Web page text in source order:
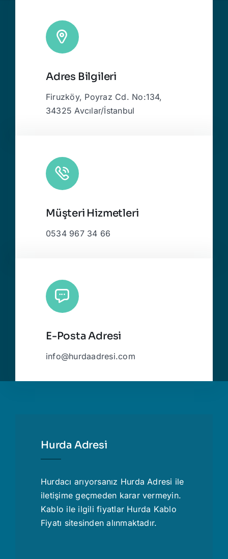
Adres Bilgileri
Firuzköy, Poyraz Cd. No:134,
34325 Avcılar/İstanbul
Müşteri Hizmetleri
0534 967 34 66
E-Posta Adresi
info@hurdaadresi.com
Hurda Adresi
Hurdacı arıyorsanız Hurda Adresi ile
iletişime geçmeden karar vermeyin.
Kablo ile ilgili fiyatlar Hurda Kablo
Fiyatı sitesinden alınmaktadır.